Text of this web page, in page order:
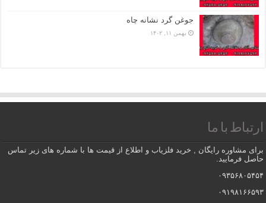
جوغن گرد نشانه چاه
بهمن ۱۱, ۱۴۰۲
ارتباط با ما
برای مشاوره رایگان , خرید فلزیاب و اطلاع از قیمت ها با شماره های زیر تماس
حاصل فرمایید.
۰۹۳۵۶۸۰۵۴۵۴
۰۹۱۹۸۱۶۶۵۹۳